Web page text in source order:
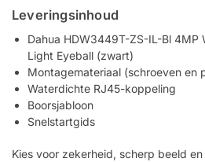
Leveringsinhoud
Dahua HDW3449T-ZS-IL-Bl 4MP
Light Eyeball (zwart)
Montagemateriaal (schroeven en
Waterdichte RJ45-koppeling
Boorsjabloon
Snelstartgids
Kies voor zekerheid, scherp beeld